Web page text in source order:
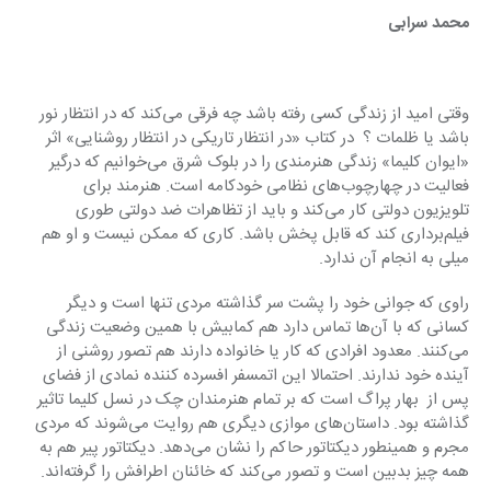
محمد سرابی
وقتی امید از زندگی کسی رفته باشد چه فرقی می‌کند که در انتظار نور
باشد یا ظلمات ؟  در کتاب «در انتظار تاریکی در انتظار روشنایی» اثر
«ایوان کلیما» زندگی هنرمندی را در بلوک شرق می‌خوانیم که درگیر
فعالیت در چهارچوب‌های نظامی خودکامه است. هنرمند برای
تلویزیون دولتی کار می‌‌کند و باید از تظاهرات ضد دولتی طوری
فیلم‌برداری کند که قابل پخش باشد. کاری که ممکن نیست و او هم
میلی به انجام آن ندارد.
راوی که جوانی خود را پشت سر گذاشته مردی تنها است و دیگر
کسانی که با آن‌ها تماس دارد هم کمابیش با همین وضعیت زندگی
می‌کنند. معدود افرادی که کار یا خانواده دارند هم تصور روشنی از
آینده خود ندارند. احتمالا این اتمسفر افسرده کننده نمادی از فضای
پس از  بهار پراگ است که بر تمام هنرمندان چک در نسل کلیما تاثیر
گذاشته بود. داستان‌های موازی دیگری هم روایت می‌شوند که مردی
مجرم و همینطور دیکتاتور حاکم را نشان می‌دهد. دیکتاتور پیر هم به
همه چیز بدبین است و تصور‌ می‌کند که خائنان اطرافش را گرفته‌اند.